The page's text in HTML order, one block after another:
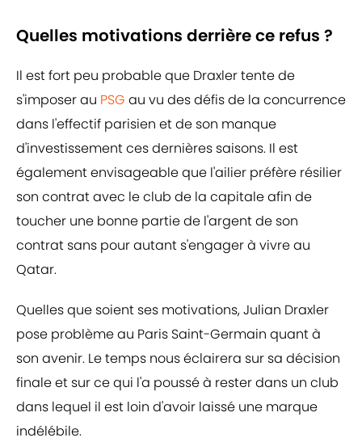
Quelles motivations derrière ce refus ?
Il est fort peu probable que Draxler tente de
s'imposer au PSG au vu des défis de la concurrence
dans l'effectif parisien et de son manque
d'investissement ces dernières saisons. Il est
également envisageable que l'ailier préfère résilier
son contrat avec le club de la capitale afin de
toucher une bonne partie de l'argent de son
contrat sans pour autant s'engager à vivre au
Qatar.
Quelles que soient ses motivations, Julian Draxler
pose problème au Paris Saint-Germain quant à
son avenir. Le temps nous éclairera sur sa décision
finale et sur ce qui l'a poussé à rester dans un club
dans lequel il est loin d'avoir laissé une marque
indélébile.